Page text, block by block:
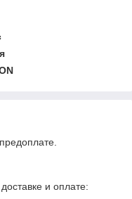
и оплате: